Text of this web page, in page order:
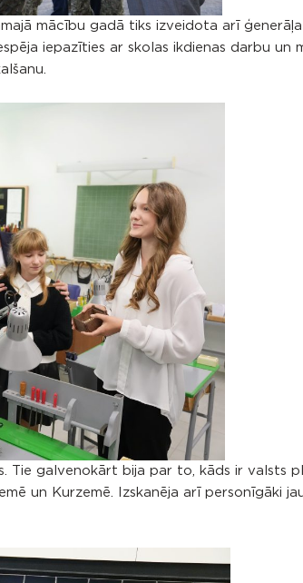
mācību gadā tiks izveidota arī
iepazīties ar skolas ikdienas darbu un
Tie galvenokārt bija par to, kāds ir valsts
un Kurzemē. Izskanēja arī personīgāki